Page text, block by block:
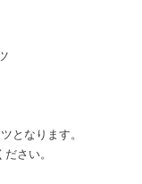
となります。
さい。